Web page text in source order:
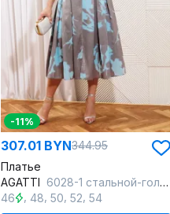
-11%
307.01 BYN344.95
Платье
AGATTI 6028-1 стальной-голубой_принт
46
48 ,50 ,52 ,54